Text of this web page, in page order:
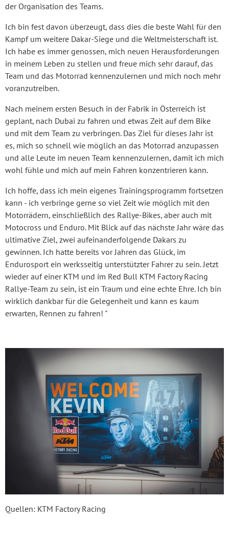
der Organisation des Teams.
Ich bin fest davon überzeugt, dass dies die beste Wahl für den
Kampf um weitere Dakar-Siege und die Weltmeisterschaft ist.
Ich habe es immer genossen, mich neuen Herausforderungen
in meinem Leben zu stellen und freue mich sehr darauf, das
Team und das Motorrad kennenzulernen und mich noch mehr
voranzutreiben.
Nach meinem ersten Besuch in der Fabrik in Österreich ist
geplant, nach Dubai zu fahren und etwas Zeit auf dem Bike
und mit dem Team zu verbringen. Das Ziel für dieses Jahr ist
es, mich so schnell wie möglich an das Motorrad anzupassen
und alle Leute im neuen Team kennenzulernen, damit ich mich
wohl fühle und mich auf mein Fahren konzentrieren kann.
Ich hoffe, dass ich mein eigenes Trainingsprogramm fortsetzen
kann - ich verbringe gerne so viel Zeit wie möglich mit den
Motorrädern, einschließlich des Rallye-Bikes, aber auch mit
Motocross und Enduro. Mit Blick auf das nächste Jahr wäre das
ultimative Ziel, zwei aufeinanderfolgende Dakars zu
gewinnen. Ich hatte bereits vor Jahren das Glück, im
Endurosport ein werksseitig unterstützter Fahrer zu sein. Jetzt
wieder auf einer KTM und im Red Bull KTM Factory Racing
Rallye-Team zu sein, ist ein Traum und eine echte Ehre. Ich bin
wirklich dankbar für die Gelegenheit und kann es kaum
erwarten, Rennen zu fahren! "
Quellen: KTM Factory Racing